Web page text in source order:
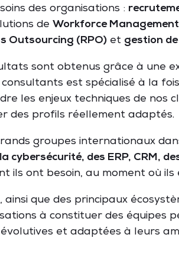
des organisations :
deWorkforce Management
Outsourcing (RPO)et gestion
sont obtenus grâce à une
est spécialisé à la
les enjeux techniques de nos
des profils réellement adaptés.
groupes internationaux
cybersécurité, des ERP, CRM,
ils ont besoin, au moment où ils
que des principaux
à constituer des équipes
et adaptées à leurs